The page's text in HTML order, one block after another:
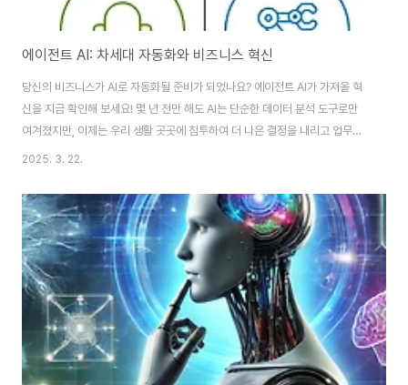
에이전트 AI: 차세대 자동화와 비즈니스 혁신
당신의 비즈니스가 AI로 자동화될 준비가 되었나요? 에이전트 AI가 가져올 혁
신을 지금 확인해 보세요! 몇 년 전만 해도 AI는 단순한 데이터 분석 도구로만
여겨졌지만, 이제는 우리 생활 곳곳에 침투하여 더 나은 결정을 내리고 업무를
자동화하는 데 핵심적인 역할을 하고 있습니다. 특히, ‘에이전트 AI’는 기존의
세대 기술입니다. 이 글에서는 에이전트 AI가 무엇인지, 어떻게 작동하는지, 그
리고 비즈니스 및 일상생활에서 어떻게 활용할 수 있는지를 깊이 있게 탐구해
보겠습니다. 이제 AI가 단순한 도구를 넘어 하나의 주체로 활동하는 시대가 열
린 것입니다. 지금부터 에이전트 AI의 모든 것을 함께 알아보도록 하죠!📋 목차
에이전트 A..
2025. 3. 22.